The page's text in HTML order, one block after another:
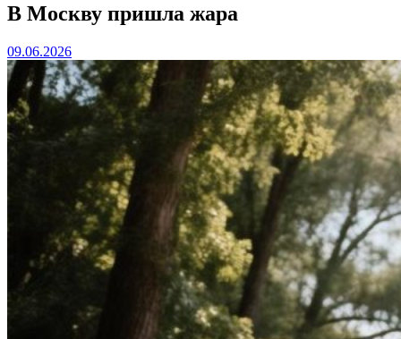
В Москву пришла жара
09.06.2026